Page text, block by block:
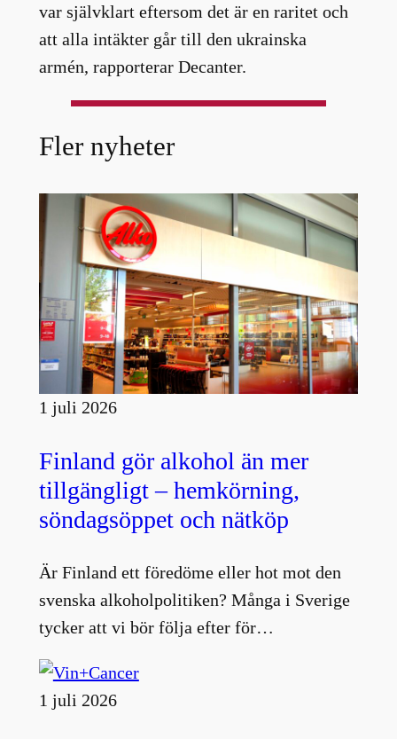
var självklart eftersom det är en raritet och
att alla intäkter går till den ukrainska
armén, rapporterar Decanter.
Fler nyheter
1 juli 2026
Finland gör alkohol än mer
tillgängligt – hemkörning,
söndagsöppet och nätköp
Är Finland ett föredöme eller hot mot den
svenska alkoholpolitiken? Många i Sverige
tycker att vi bör följa efter för…
1 juli 2026